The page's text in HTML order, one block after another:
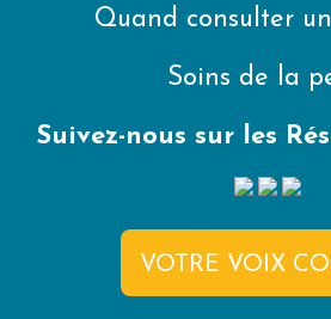
Quand consulter
Soins de la
Suivez-nous sur les
VOTRE VOIX